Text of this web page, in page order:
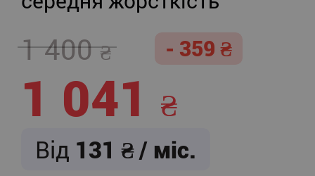
1 400 - 359
1 041
Від 131 / міс.